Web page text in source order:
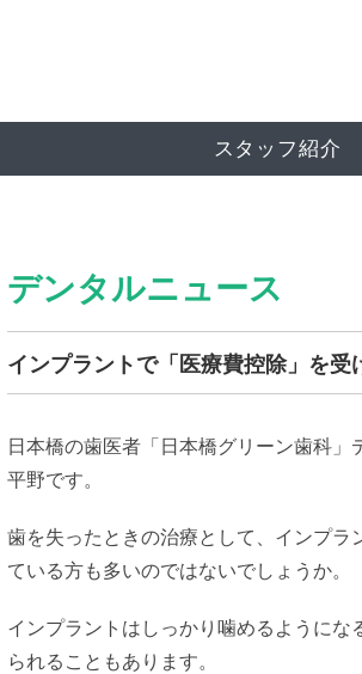
スタッフ紹介
デンタルニュース
インプラントで「医療費控除」を受
日本橋の歯医者「日本橋グリーン歯科
平野です。
歯を失ったときの治療として、インプラ
ている方も多いのではないでしょうか。
インプラントはしっかり噛めるように
られることもあります。